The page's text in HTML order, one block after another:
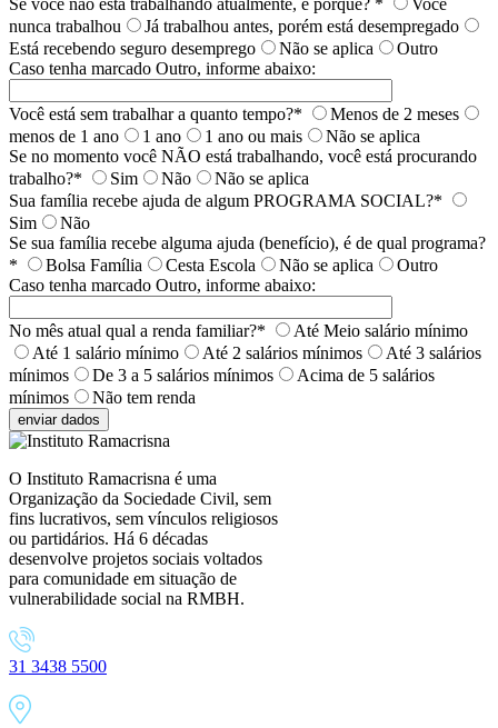
Se você não está trabalhando atualmente, é porque? *
Você
nunca trabalhou
Já trabalhou antes, porém está desempregado
Está recebendo seguro desemprego
Não se aplica
Outro
Caso tenha marcado Outro, informe abaixo:
Você está sem trabalhar a quanto tempo?*
Menos de 2 meses
menos de 1 ano
1 ano 1 ano ou mais
Não se aplica
Se no momento você NÃO está trabalhando, você está procurando
trabalho?*
Sim Não
Não se aplica
Sua família recebe ajuda de algum PROGRAMA SOCIAL?*
Sim
Não
Se sua família recebe alguma ajuda (benefício), é de qual programa?
*
Bolsa Família Cesta Escola Não se aplica
Outro
Caso tenha marcado Outro, informe abaixo:
No mês atual qual a renda familiar?*
Até Meio salário mínimo
Até 1 salário mínimo
Até 2 salários mínimos
Até 3 salários
mínimos
De 3 a 5 salários mínimos
Acima de 5 salários
mínimos
Não tem renda
O Instituto Ramacrisna é uma
Organização da Sociedade Civil, sem
fins lucrativos, sem vínculos religiosos
ou partidários. Há 6 décadas
desenvolve projetos sociais voltados
para comunidade em situação de
vulnerabilidade social na RMBH.
31 3438 5500